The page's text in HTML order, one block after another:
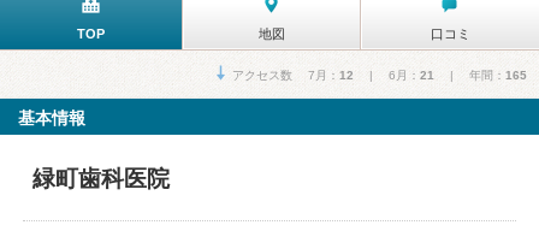
TOP 地図 口コミ
アクセス数 7月： 12 | 6月： 21 | 年間： 165
基本情報
緑町歯科医院